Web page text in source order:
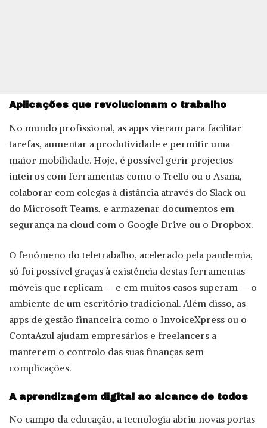
Aplicações que revolucionam o trabalho
No mundo profissional, as apps vieram para facilitar
tarefas, aumentar a produtividade e permitir uma
maior mobilidade. Hoje, é possível gerir projectos
inteiros com ferramentas como o Trello ou o Asana,
colaborar com colegas à distância através do Slack ou
do Microsoft Teams, e armazenar documentos em
segurança na cloud com o Google Drive ou o Dropbox.
O fenómeno do teletrabalho, acelerado pela pandemia,
só foi possível graças à existência destas ferramentas
móveis que replicam — e em muitos casos superam — o
ambiente de um escritório tradicional. Além disso, as
apps de gestão financeira como o InvoiceXpress ou o
ContaAzul ajudam empresários e freelancers a
manterem o controlo das suas finanças sem
complicações.
A aprendizagem digital ao alcance de todos
No campo da educação, a tecnologia abriu novas portas